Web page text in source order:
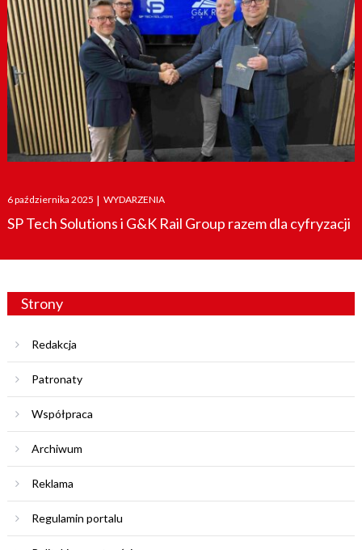
Posted
on
6 października 2025 | WYDARZENIA
SP Tech Solutions i G&K Rail Group razem dla cyfryzacji
Strony
Redakcja
Patronaty
Współpraca
Archiwum
Reklama
Regulamin portalu